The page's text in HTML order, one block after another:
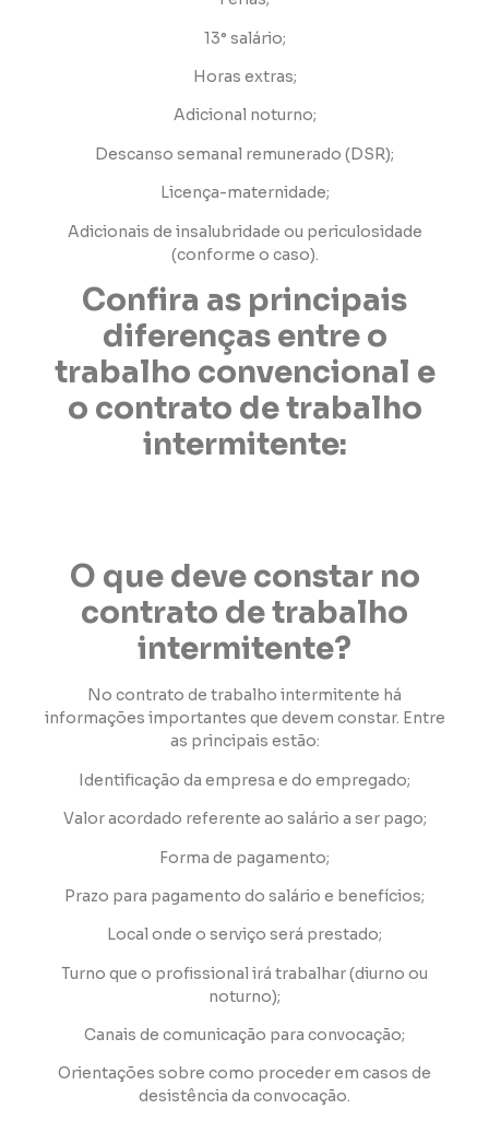
13° salário;
Horas extras;
Adicional noturno;
Descanso semanal remunerado (DSR);
Licença-maternidade;
Adicionais de insalubridade ou periculosidade
(conforme o caso).
Confira as principais
diferenças entre o
trabalho convencional e
o contrato de trabalho
intermitente:
O que deve constar no
contrato de trabalho
intermitente?
No contrato de trabalho intermitente há
informações importantes que devem constar. Entre
as principais estão:
Identificação da empresa e do empregado;
Valor acordado referente ao salário a ser pago;
Forma de pagamento;
Prazo para pagamento do salário e benefícios;
Local onde o serviço será prestado;
Turno que o profissional irá trabalhar (diurno ou
noturno);
Canais de comunicação para convocação;
Orientações sobre como proceder em casos de
desistência da convocação.